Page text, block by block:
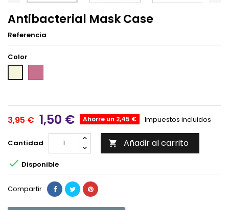
Antibacterial Mask Case
Referencia
Color
Invierno
3,95 € 1,50 € Ahorre un 2,45 € Impuestos incluidos
Cantidad  Añadir al carrito
 Disponible
Compartir